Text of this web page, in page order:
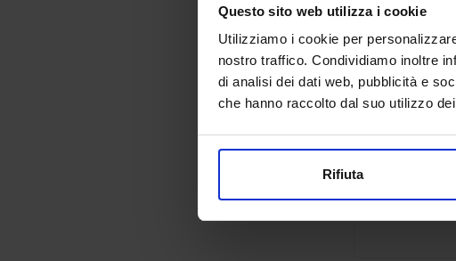
Questo sito web utilizza i cookie
Utilizziamo i cookie per
nostro traffico. Condividiamo inoltre
di analisi dei dati web, pubblicità e
che hanno raccolto dal suo utilizzo
Rifiuta